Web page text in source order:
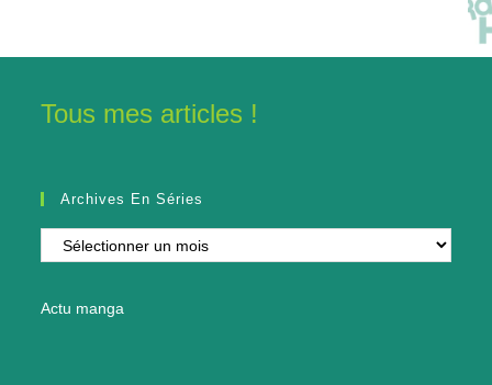
Tous mes articles !
Archives En Séries
Archives
en
Actu manga